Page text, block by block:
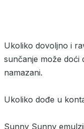
Ukoliko dovoljno i
sunčanje može doći
namazani.
Ukoliko dođe u
Sunny Sunny